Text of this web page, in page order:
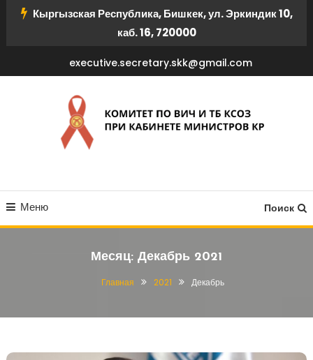
ПерейтиКыргызская Республика, Бишкек, ул. Эркиндик 10,
каб. 16, 720000
executive.secretary.skk@gmail.com
КСОЗ ПРИ КАБИНЕТЕ
МИНИСТРОВ КР
Меню Поиск
Месяц: Декабрь 2021
Главная 2021 Декабрь